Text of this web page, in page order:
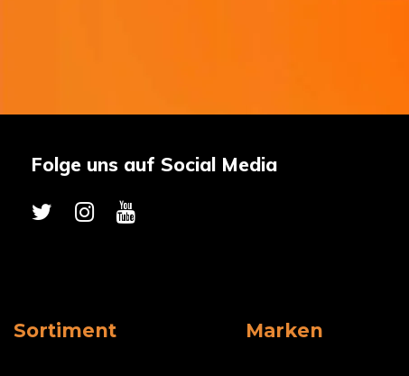
Folge uns auf Social Media
Sortiment Marken